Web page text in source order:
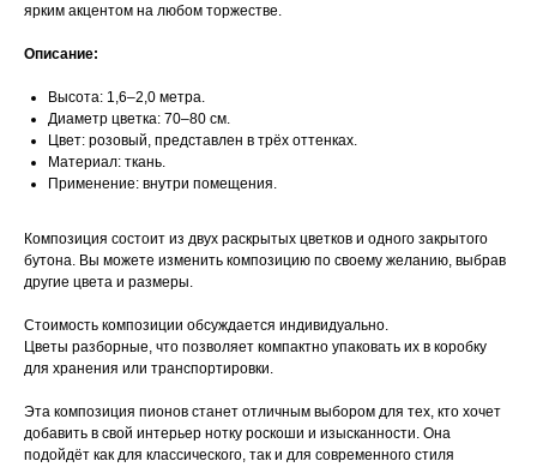
ярким акцентом на любом торжестве.
Описание:
Высота: 1,6–2,0 метра.
Диаметр цветка: 70–80 см.
Цвет: розовый, представлен в трёх оттенках.
Материал: ткань.
Применение: внутри помещения.
Композиция состоит из двух раскрытых цветков и одного закрытого
бутона. Вы можете изменить композицию по своему желанию, выбрав
другие цвета и размеры.
Стоимость композиции обсуждается индивидуально.
Цветы разборные, что позволяет компактно упаковать их в коробку
для хранения или транспортировки.
Эта композиция пионов станет отличным выбором для тех, кто хочет
добавить в свой интерьер нотку роскоши и изысканности. Она
подойдёт как для классического, так и для современного стиля